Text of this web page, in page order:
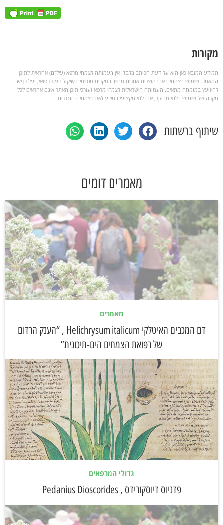
מקורות
המידע המובא כאן הוא על דעת הכותב בלבד. אין העמותה לצמחי מרפא (עיל”ם) אחראית לתוכן
המאמר. שימוש בצמחים או במוצרים אחרים מחייב במקרים מסוימים שיקול דעת רפואי, ועל כן יש
להיוועץ במומחה מתאים. העמותה הישראלית לצמחי מרפא ועורכי תוכן האתר אינם אחראים לכל
מקרה של שימוש בלתי מבוקר, או בלתי מקצועי במידע ו/או בצמחים הנזכרים.
שיתוף ברשתות
מאמרים דומים
מאמרים
דם המכבים האיטלקי Helichrysum italicum , “הענק הרדום
של רפואת הצמחים הים-תיכונית”
גדולי המרפאים
פדניוס דיוסקורידס , Pedanius Dioscorides